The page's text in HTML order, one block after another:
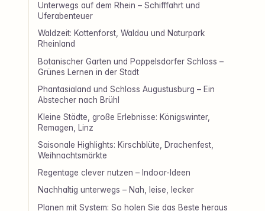
Unterwegs auf dem Rhein – Schifffahrt und
Uferabenteuer
Waldzeit: Kottenforst, Waldau und Naturpark
Rheinland
Botanischer Garten und Poppelsdorfer Schloss –
Grünes Lernen in der Stadt
Phantasialand und Schloss Augustusburg – Ein
Abstecher nach Brühl
Kleine Städte, große Erlebnisse: Königswinter,
Remagen, Linz
Saisonale Highlights: Kirschblüte, Drachenfest,
Weihnachtsmärkte
Regentage clever nutzen – Indoor-Ideen
Nachhaltig unterwegs – Nah, leise, lecker
Planen mit System: So holen Sie das Beste heraus